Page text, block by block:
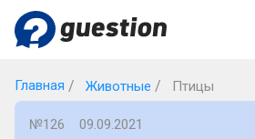
Главная Животные Птицы
№126 09.09.2021